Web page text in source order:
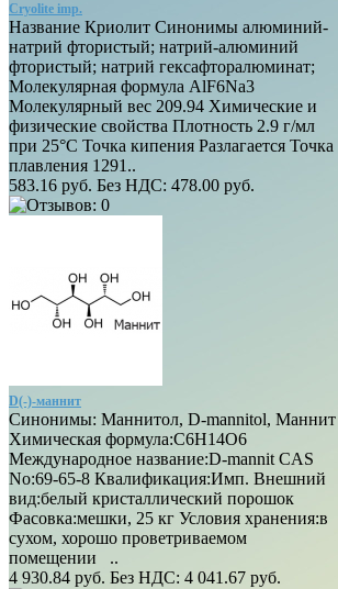
Cryolite imp.
Название Криолит Синонимы алюминий-
натрий фтористый; натрий-алюминий
фтористый; натрий гексафторалюминат;
Молекулярная формула AlF6Na3
Молекулярный вес 209.94 Химические и
физические свойства Плотность 2.9 г/мл
при 25°C Точка кипения Разлагается Точка
плавления 1291..
583.16 руб. Без НДС: 478.00 руб.
D(-)-маннит
Синонимы: Маннитол, D-mannitol, Маннит
Химическая формула:C6H14O6
Международное название:D-mannit CAS
No:69-65-8 Квалификация:Имп. Внешний
вид:белый кристаллический порошок
Фасовка:мешки, 25 кг Условия хранения:в
сухом, хорошо проветриваемом
помещении ..
4 930.84 руб. Без НДС: 4 041.67 руб.